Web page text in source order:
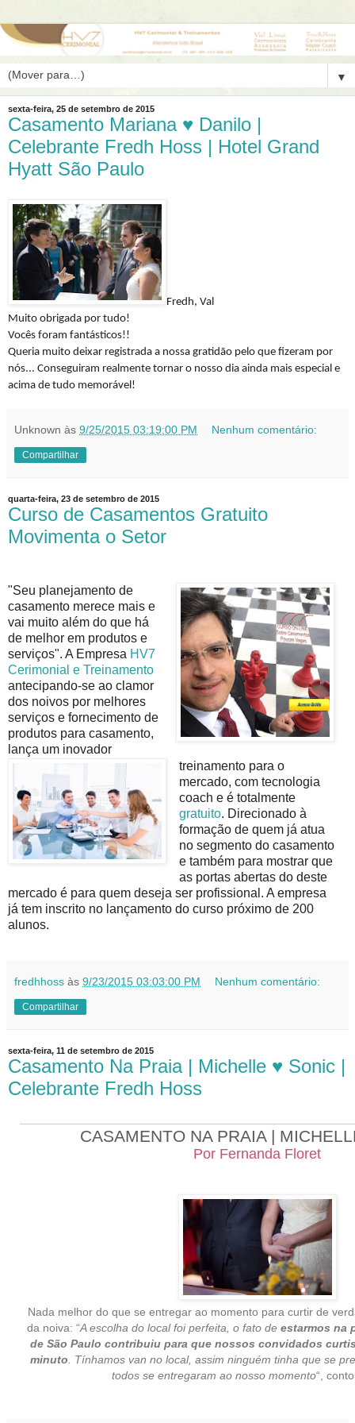
▼
sexta-feira, 25 de setembro de 2015
Casamento Mariana ♥ Danilo |
Celebrante Fredh Hoss | Hotel Grand
Hyatt São Paulo
Fredh, Val
Muito obrigada por tudo!
Vocês foram fantásticos!!
Queria muito deixar registrada a nossa gratidão pelo que fizeram por
nós... Conseguiram realmente tornar o nosso dia ainda mais especial e
acima de tudo memorável!
Unknown às 9/25/2015 03:19:00 PM Nenhum comentário:
Compartilhar
quarta-feira, 23 de setembro de 2015
Curso de Casamentos Gratuito
Movimenta o Setor
"Seu planejamento de
casamento merece mais e
vai muito além do que há
de melhor em produtos e
serviços". A Empresa HV7
Cerimonial e Treinamento
antecipando-se ao clamor
dos noivos por melhores
serviços e fornecimento de
produtos para casamento,
lança um inovador
treinamento para o
mercado, com tecnologia
coach e é totalmente
gratuito. Direcionado à
formação de quem já atua
no segmento do casamento
e também para mostrar que
as portas abertas do deste
mercado é para quem deseja ser profissional. A empresa
já tem inscrito no lançamento do curso próximo de 200
alunos.
fredhhoss às 9/23/2015 03:03:00 PM Nenhum comentário:
Compartilhar
sexta-feira, 11 de setembro de 2015
Casamento Na Praia | Michelle ♥ Sonic |
Celebrante Fredh Hoss
CASAMENTO NA PRAIA |
Por Fernanda Floret
Nada melhor do que se entregar ao momento para curtir de
da noiva: “A escolha do local foi perfeita, o fato deestarmos na
de São Paulo contribuiu para que nossos convidados
minuto. Tínhamos van no local, assim ninguém tinha que se
todos se entregaram ao nosso momento“,